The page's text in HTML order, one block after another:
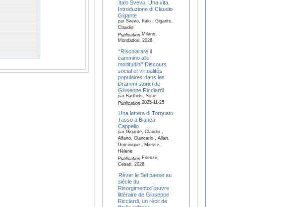
Italo Svevo, Una vita,
Introduzione di Claudio
Gigante
par Svevo, Italo , Gigante,
Claudio
PublicationMilano,
Mondadori, 2026
“Rischiarare il
cammino alle
moltitudini”:Discours
social et virtualités
populaires dans les
Drammi storici de
Giuseppe Ricciardi
par Barthels, Sofie
Publication2025-11-25
Una lettera di Torquato
Tasso a Bianca
Cappello
par Gigante, Claudio ,
Alfano, Giancarlo , Allart,
Dominique , Miesse,
Hélène
PublicationFirenze,
Cesati, 2026
Rêver le Bel paese au
siècle du
Risorgimento:l’œuvre
littéraire de Giuseppe
Ricciardi, un récit de